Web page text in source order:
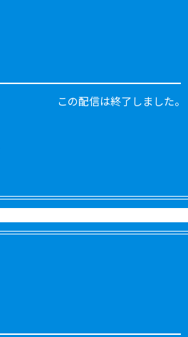
この配信は終了しました。